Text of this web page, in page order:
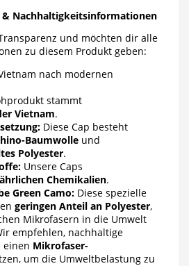
Nachhaltigkeitsinformationen
und möchten dir alle
zu diesem Produkt geben:
nach modernen
stammt
Vietnam.
Diese Cap besteht
Baumwolleund
Polyester.
Unsere Caps
Chemikalien.
Green Camo:Diese spezielle
geringen Anteil an Polyester,
Mikrofasern in die Umwelt
empfehlen, nachhaltige
einen Mikrofaser-
um die Umweltbelastung zu